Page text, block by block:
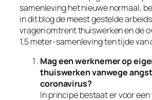
samenleving het nieuwe normaal,
in dit blog de meest gestelde
vragen omtrent thuiswerken en de
1,5 meter-samenleving ten tijde
Mag een werknemer op
thuiswerken vanwege
coronavirus?
In principe bestaat er voor